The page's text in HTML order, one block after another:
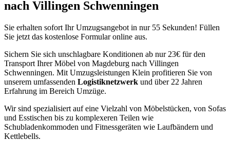
nach Villingen Schwenningen⁠
Sie erhalten sofort Ihr Umzugsangebot in nur 55 Sekunden! Füllen
Sie jetzt das kostenlose Formular online aus.
Sichern Sie sich unschlagbare Konditionen ab nur 23€ für den
Transport Ihrer Möbel von Magdeburg nach Villingen
Schwenningen⁠. Mit Umzugsleistungen Klein profitieren Sie von
unserem umfassenden Logistiknetzwerk und über 22 Jahren
Erfahrung im Bereich Umzüge.
Wir sind spezialisiert auf eine Vielzahl von Möbelstücken, von Sofas
und Esstischen bis zu komplexeren Teilen wie
Schubladenkommoden und Fitnessgeräten wie Laufbändern und
Kettlebells.